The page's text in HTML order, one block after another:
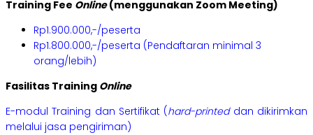
Training Fee Online(menggunakan Zoom Meeting)
Rp1.900.000,-/peserta
Rp1.800.000,-/peserta (Pendaftaran minimal 3
orang/lebih)
Fasilitas Training Online
E-modul Training dan Sertifikat (hard-printeddan dikirimkan
melalui jasa pengiriman)